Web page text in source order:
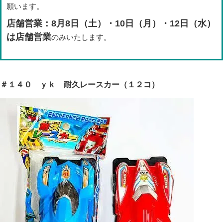
願います。
店舗営業：8月8日（土）・10日（月）・12日（水）
は店舗営業のみいたします。
＃１４０ ｙｋ 耐久レースカー（１２コ）